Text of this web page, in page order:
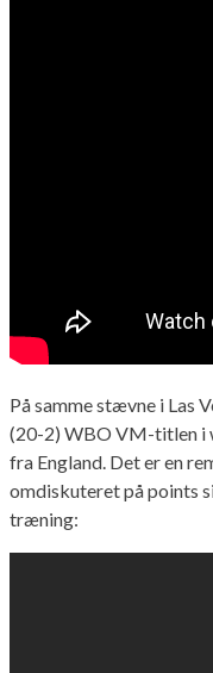
På samme stævne i Las
(20-2) WBO VM-titlen i
fra England. Det er en
omdiskuteret på points
træning: